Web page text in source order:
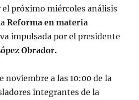
próximo miércoles análisis
Reforma en materia
impulsada por el presidente
Obrador.
noviembre a las 10:00 de la
integrantes de la